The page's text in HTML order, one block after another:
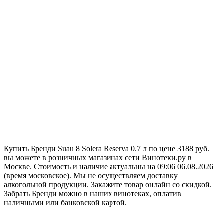
Купить Бренди Suau 8 Solera Reserva 0.7 л по цене 3188 руб.
вы можете в розничных магазинах сети Винотеки.ру в
Москве. Стоимость и наличие актуальны на 09:06 06.08.2026
(время московское). Мы не осуществляем доставку
алкогольной продукции. Закажите товар онлайн со скидкой.
Забрать Бренди можно в наших винотеках, оплатив
наличными или банковской картой.